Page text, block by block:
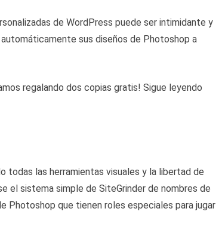
de WordPress puede ser intimidante y
sus diseños de Photoshop a
regalando dos copias gratis! Sigue leyendo
todas las herramientas visuales y la libertad de
el sistema simple de SiteGrinder de nombres de
Photoshop que tienen roles especiales para jugar